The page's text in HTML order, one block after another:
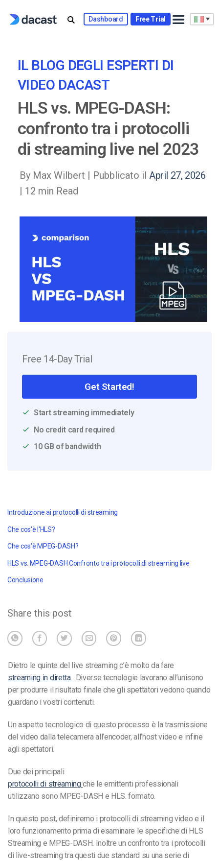
Dashboard Free Trial
IL BLOG DEGLI ESPERTI DI
VIDEO DACAST
HLS vs. MPEG-DASH:
confronto tra i protocolli
di streaming live nel 2023
By Max Wilbert | Pubblicato il April 27, 2026
| 12 min Read
Free 14-Day Trial
Get Started!
Start streaming immediately
No credit card required
10 GB of bandwidth
Introduzione ai protocolli di streaming
Che cos'è l'HLS?
Che cos'è MPEG-DASH?
HLS vs. MPEG-DASH Confronto tra i protocolli di streaming live
Conclusione
Share this post
Dietro le quinte del live streaming c’è molto da fare
streaming in diretta. Diverse tecnologie lavorano all’unisono
per produrre il risultato finale che gli spettatori vedono quando
guardano i vostri contenuti.
Un aspetto tecnologico di questo processo è la trasmissione
del video dalla telecamera all’encoder, all’host video e infine
agli spettatori.
Due dei principali
protocolli di streamingche le emittenti professionali
utilizzano sono MPEG-DASH e HLS.formato.
In questo post, definiremo i protocolli di streaming video e il
loro funzionamento prima di esaminare le specifiche di HLS
Streaming e MPEG-DASH. Inoltreun confronto tra i protocolli
di live-streaming tra questi due standard su una serie di